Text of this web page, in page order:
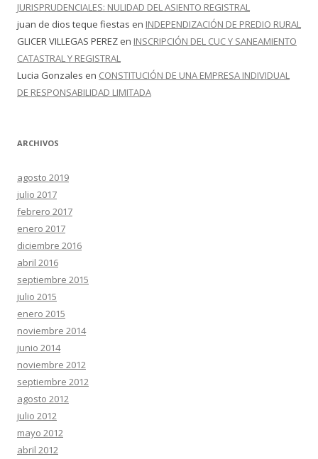
JURISPRUDENCIALES: NULIDAD DEL ASIENTO REGISTRAL
juan de dios teque fiestas en INDEPENDIZACIÓN DE PREDIO RURAL
GLICER VILLEGAS PEREZ en INSCRIPCIÓN DEL CUC Y SANEAMIENTO
CATASTRAL Y REGISTRAL
Lucia Gonzales en CONSTITUCIÓN DE UNA EMPRESA INDIVIDUAL
DE RESPONSABILIDAD LIMITADA
ARCHIVOS
agosto 2019
julio 2017
febrero 2017
enero 2017
diciembre 2016
abril 2016
septiembre 2015
julio 2015
enero 2015
noviembre 2014
junio 2014
noviembre 2012
septiembre 2012
agosto 2012
julio 2012
mayo 2012
abril 2012